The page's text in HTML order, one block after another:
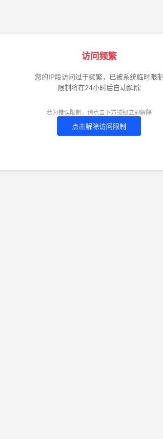
访问频繁
您的IP段访问过于频繁，已被系统临时限制
限制将在24小时后自动解除
若为错误限制，请点击下方按钮立即解除
点击解除访问限制